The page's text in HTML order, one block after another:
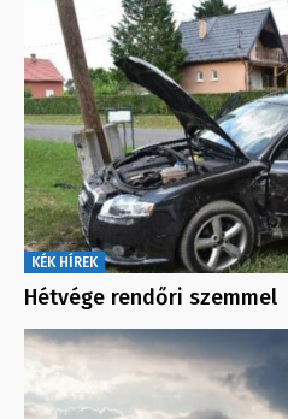
KÉK HÍREK
Hétvége rendőri szemmel